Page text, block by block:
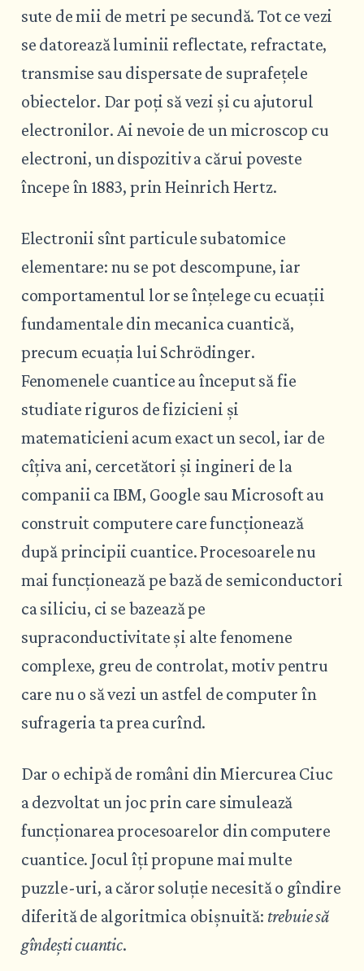
sute de mii de metri pe secundă. Tot ce vezi
se datorează luminii reflectate, refractate,
transmise sau dispersate de suprafețele
obiectelor. Dar poți să vezi și cu ajutorul
electronilor. Ai nevoie de un microscop cu
electroni, un dispozitiv a cărui poveste
începe în 1883, prin Heinrich Hertz.
Electronii sînt particule subatomice
elementare: nu se pot descompune, iar
comportamentul lor se înțelege cu ecuații
fundamentale din mecanica cuantică,
precum ecuația lui Schrödinger.
Fenomenele cuantice au început să fie
studiate riguros de fizicieni și
matematicieni acum exact un secol, iar de
cîțiva ani, cercetători și ingineri de la
companii ca IBM, Google sau Microsoft au
construit computere care funcționează
după principii cuantice. Procesoarele nu
mai funcționează pe bază de semiconductori
ca siliciu, ci se bazează pe
supraconductivitate și alte fenomene
complexe, greu de controlat, motiv pentru
care nu o să vezi un astfel de computer în
sufrageria ta prea curînd.
Dar o echipă de români din Miercurea Ciuc
a dezvoltat un joc prin care simulează
funcționarea procesoarelor din computere
cuantice. Jocul îți propune mai multe
puzzle-uri, a căror soluție necesită o gîndire
diferită de algoritmica obișnuită: trebuie să
gîndești cuantic.